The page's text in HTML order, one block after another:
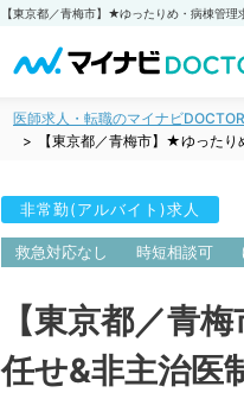
医師求人・転職のマイナビDOCTOR
【東京都／青梅市】★ゆった
非常勤(アルバイト)求人
救急対応なし 時短相談可
【東京都／青
任せ&非主治医